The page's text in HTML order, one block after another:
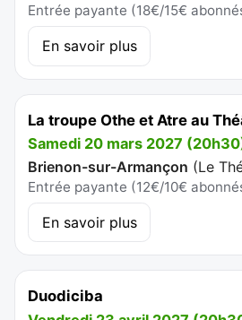
Entrée payante (18€/15€
En savoir plus
La troupe Othe et Atre au
Samedi 20 mars 2027
Brienon-sur-Armançon (Le
Entrée payante (12€/10€
En savoir plus
Duodiciba